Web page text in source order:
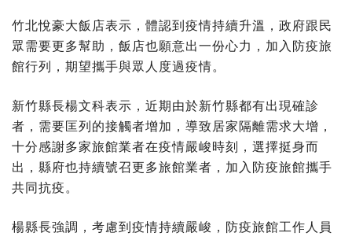
竹北悅豪大飯店表示，體認到疫情持續升溫，政府跟民
眾需要更多幫助，飯店也願意出一份心力，加入防疫旅
館行列，期望攜手與眾人度過疫情。
新竹縣長楊文科表示，近期由於新竹縣都有出現確診
者，需要匡列的接觸者增加，導致居家隔離需求大增，
十分感謝多家旅館業者在疫情嚴峻時刻，選擇挺身而
出，縣府也持續號召更多旅館業者，加入防疫旅館攜手
共同抗疫。
楊縣長強調，考慮到疫情持續嚴峻，防疫旅館工作人員